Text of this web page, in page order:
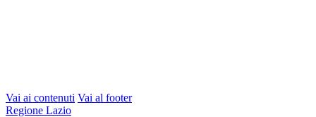
Vai ai contenuti Vai al footer
Regione Lazio